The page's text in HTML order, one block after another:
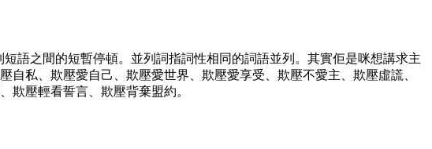
語之間的短暫停頓。並列詞指詞性相同的詞語並列。其實佢是咪想講求主
私、欺壓愛自己、欺壓愛世界、欺壓愛享受、欺壓不愛主、欺壓虛謊、
欺壓輕看誓言、欺壓背棄盟約。